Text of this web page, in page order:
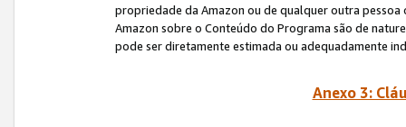
propriedade da Amazon ou de qualquer outra
Amazon sobre o Conteúdo do Programa são de
pode ser diretamente estimada ou adequadamente
Anexo 3: